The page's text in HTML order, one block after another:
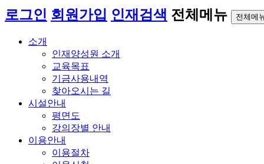
로그인 회원가입 인재검색 전체메뉴 전체메
소개
인재양성원 소개
교육목표
기금사용내역
찾아오시는 길
시설안내
평면도
강의장별 안내
이용안내
이용절차